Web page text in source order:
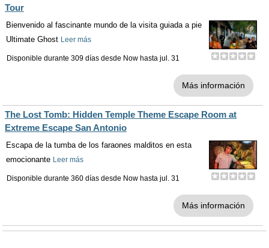
Tour
Bienvenido al fascinante mundo de la visita guiada a pie
Ultimate Ghost Leer más
Disponible durante 309 días desde Now hasta jul. 31
Más información
The Lost Tomb: Hidden Temple Theme Escape Room at
Extreme Escape San Antonio
Escapa de la tumba de los faraones malditos en esta
emocionante Leer más
Disponible durante 360 días desde Now hasta jul. 31
Más información